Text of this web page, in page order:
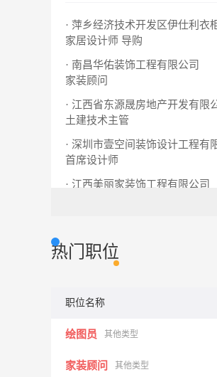
· 萍乡经济技术开发区伊仕利衣
家居设计师 导购
· 南昌华佑装饰工程有限公司
家装顾问
· 江西省东源晟房地产开发有限
土建技术主管
· 深圳市壹空间装饰设计工程有
首席设计师
· 江西美丽家装饰工程有限公司
热门职位
职位名称
绘图员 其他类型
家装顾问 其他类型